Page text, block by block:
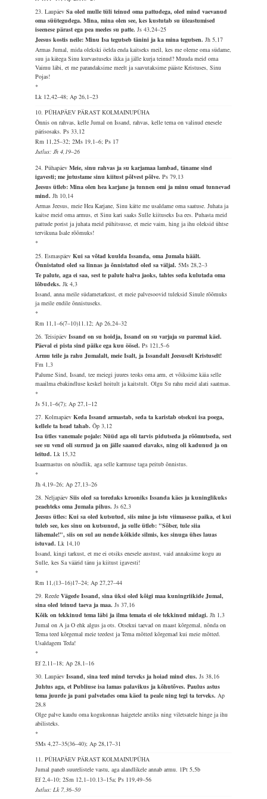
23. LaupäevSa oled mulle tüli teinud oma pattudega, oled mind vaevanud
oma süütegudega. Mina, mina olen see, kes kustutab su üleastumised
iseenese pärast ega pea meeles su patte.Js 43,24–25
Jeesus kostis neile: Minu Isa tegutseb tänini ja ka mina tegutsen.Jh 5,17
Armas Jumal, mida olekski öelda enda kaitseks meil, kes me oleme oma südame,
suu ja kätega Sinu kurvastuseks ikka ja jälle kurja teinud? Muuda meid oma
Vaimu läbi, et me parandaksime meelt ja saavutaksime pääste Kristuses, Sinu
Pojas!
*
Lk 12,42–48; Ap 26,1–23
10. PÜHAPÄEV PÄRAST KOLMAINUPÜHA
Õnnis on rahvas, kelle Jumal on Issand, rahvas, kelle tema on valinud enesele
pärisosaks.Ps 33,12
Rm 11,25–32; 2Ms 19,1–6; Ps 17
Jutlus: Jh 4,19–26
24. PühapäevMeie, sinu rahvas ja su karjamaa lambad, täname sind
igavesti; me jutustame sinu kiitust põlvest põlve.Ps 79,13
Jeesus ütleb: Mina olen hea karjane ja tunnen omi ja minu omad tunnevad
mind.Jh 10,14
Armas Jeesus, meie Hea Karjane, Sinu kätte me usaldame oma saatuse. Juhata ja
kaitse meid oma armus, et Sinu kari saaks Sulle kiituseks Isa ees. Puhasta meid
pattude porist ja juhata meid pühitsusse, et meie vaim, hing ja ihu oleksid ühtse
tervikuna Isale rõõmuks!
*
25. EsmaspäevKui sa võtad kuulda Issanda, oma Jumala häält.
Õnnistatud oled sa linnas ja õnnistatud oled sa väljal.5Ms 28,2–3
Te palute, aga ei saa, sest te palute halva jaoks, tahtes seda kulutada oma
lõbudeks.Jk 4,3
Issand, anna meile südametarkust, et meie palvesoovid tuleksid Sinule rõõmuks
ja meile endile õnnistuseks.
*
Rm 11,1–6(7–10)11.12; Ap 26,24–32
26. TeisipäevIssand on su hoidja, Issand on su varjaja su paremal käel.
Päeval ei pista sind päike ega kuu öösel.Ps 121,5–6
Armu teile ja rahu Jumalalt, meie Isalt, ja Issandalt Jeesuselt Kristuselt!
Fm 1,3
Palume Sind, Issand, tee meiegi juures teoks oma arm, et võiksime käia selle
maailma ebakindluse keskel hoitult ja kaitstult. Olgu Su rahu meid alati saatmas.
*
Js 51,1–6(7); Ap 27,1–12
27. KolmapäevKeda Issand armastab, seda ta karistab otsekui isa poega,
kellele ta head tahab.Õp 3,12
Isa ütles vanemale pojale: Nüüd aga oli tarvis pidutseda ja rõõmutseda, sest
see su vend oli surnud ja on jälle saanud elavaks, ning oli kadunud ja on
leitud.Lk 15,32
Isaarmastus on nõudlik, aga selle karmuse taga peitub õnnistus.
*
Jh 4,19–26; Ap 27,13–26
28. NeljapäevSiis oled sa toredaks krooniks Issanda käes ja kuninglikuks
peaehteks oma Jumala pihus.Js 62,3
Jeesus ütles: Kui sa oled kutsutud, siis mine ja istu viimasesse paika, et kui
tuleb see, kes sinu on kutsunud, ja sulle ütleb: "Sõber, tule siia
lähemale!", siis on sul au nende kõikide silmis, kes sinuga ühes lauas
istuvad.Lk 14,10
Issand, kingi tarkust, et me ei otsiks enesele austust, vaid annaksime kogu au
Sulle, kes Sa väärid tänu ja kiitust igavesti!
*
Rm 11,(13–16)17–24; Ap 27,27–44
29. ReedeVägede Issand, sina üksi oled kõigi maa kuningriikide Jumal,
sina oled teinud taeva ja maa.Js 37,16
Kõik on tekkinud tema läbi ja ilma temata ei ole tekkinud midagi.Jh 1,3
Jumal on A ja O ehk algus ja ots. Otsekui taevad on maast kõrgemal, nõnda on
Tema teed kõrgemal meie teedest ja Tema mõtted kõrgemad kui meie mõtted.
Usaldagem Teda!
*
Ef 2,11–18; Ap 28,1–16
30. LaupäevIssand, sina teed mind terveks ja hoiad mind elus.Js 38,16
Juhtus aga, et Publiuse isa lamas palavikus ja kõhutõves. Paulus astus
tema juurde ja pani palvetades oma käed ta peale ning tegi ta terveks.Ap
28,8
Olge palve kaudu oma kogukonnas haigetele arstiks ning viletsatele hinge ja ihu
abilisteks.
*
5Ms 4,27–35(36–40); Ap 28,17–31
11. PÜHAPÄEV PÄRAST KOLMAINUPÜHA
Jumal paneb suurelistele vastu, aga alandlikele annab armu. 1Pt 5,5b
Ef 2,4–10; 2Sm 12,1–10.13–15a; Ps 119,49–56
Jutlus: Lk 7,36–50